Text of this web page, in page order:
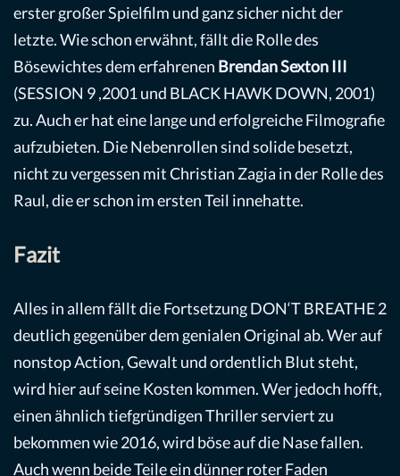
erster großer Spielfilm und ganz sicher nicht der
letzte. Wie schon erwähnt, fällt die Rolle des
Bösewichtes dem erfahrenen Brendan Sexton III
(SESSION 9 ,2001 und BLACK HAWK DOWN, 2001)
zu. Auch er hat eine lange und erfolgreiche Filmografie
aufzubieten. Die Nebenrollen sind solide besetzt,
nicht zu vergessen mit Christian Zagia in der Rolle des
Raul, die er schon im ersten Teil innehatte.
Fazit
Alles in allem fällt die Fortsetzung DON‘T BREATHE 2
deutlich gegenüber dem genialen Original ab. Wer auf
nonstop Action, Gewalt und ordentlich Blut steht,
wird hier auf seine Kosten kommen. Wer jedoch hofft,
einen ähnlich tiefgründigen Thriller serviert zu
bekommen wie 2016, wird böse auf die Nase fallen.
Auch wenn beide Teile ein dünner roter Faden